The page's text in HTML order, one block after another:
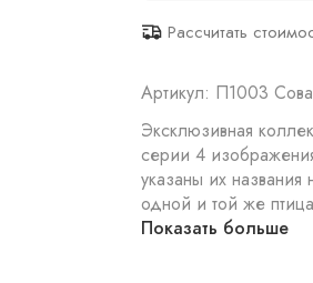
Рассчитать
Артикул: П1003 Сова
Эксклюзивная
серии 4
указаны их
одной и той же
Показать больше